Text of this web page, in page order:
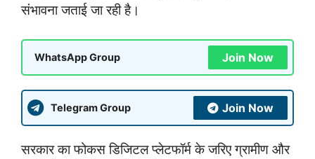
संभावना जताई जा रही है।
WhatsApp Group Join Now
Telegram Group Join Now
सरकार का फोकस डिजिटल प्लेटफॉर्म के जरिए ग्रामीण और